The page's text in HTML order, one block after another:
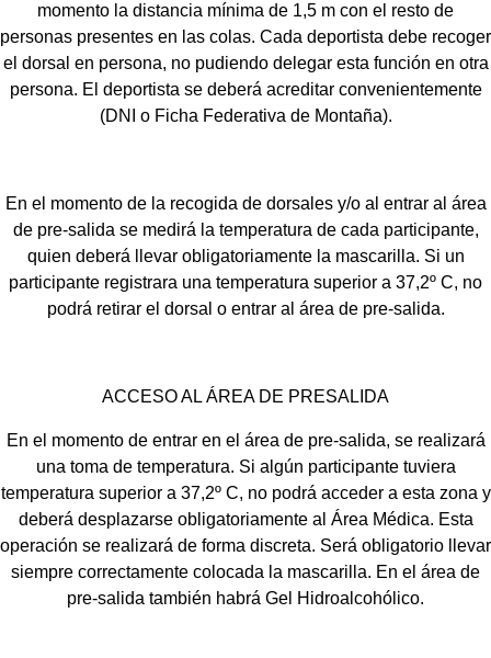
momento la distancia mínima de 1,5 m con el resto de
personas presentes en las colas. Cada deportista debe recoger
el dorsal en persona, no pudiendo delegar esta función en otra
persona. El deportista se deberá acreditar convenientemente
(DNI o Ficha Federativa de Montaña).
En el momento de la recogida de dorsales y/o al entrar al área
de pre-salida se medirá la temperatura de cada participante,
quien deberá llevar obligatoriamente la mascarilla. Si un
participante registrara una temperatura superior a 37,2º C, no
podrá retirar el dorsal o entrar al área de pre-salida.
ACCESO AL ÁREA DE PRESALIDA
En el momento de entrar en el área de pre-salida, se realizará
una toma de temperatura. Si algún participante tuviera
temperatura superior a 37,2º C, no podrá acceder a esta zona y
deberá desplazarse obligatoriamente al Área Médica. Esta
operación se realizará de forma discreta. Será obligatorio llevar
siempre correctamente colocada la mascarilla. En el área de
pre-salida también habrá Gel Hidroalcohólico.